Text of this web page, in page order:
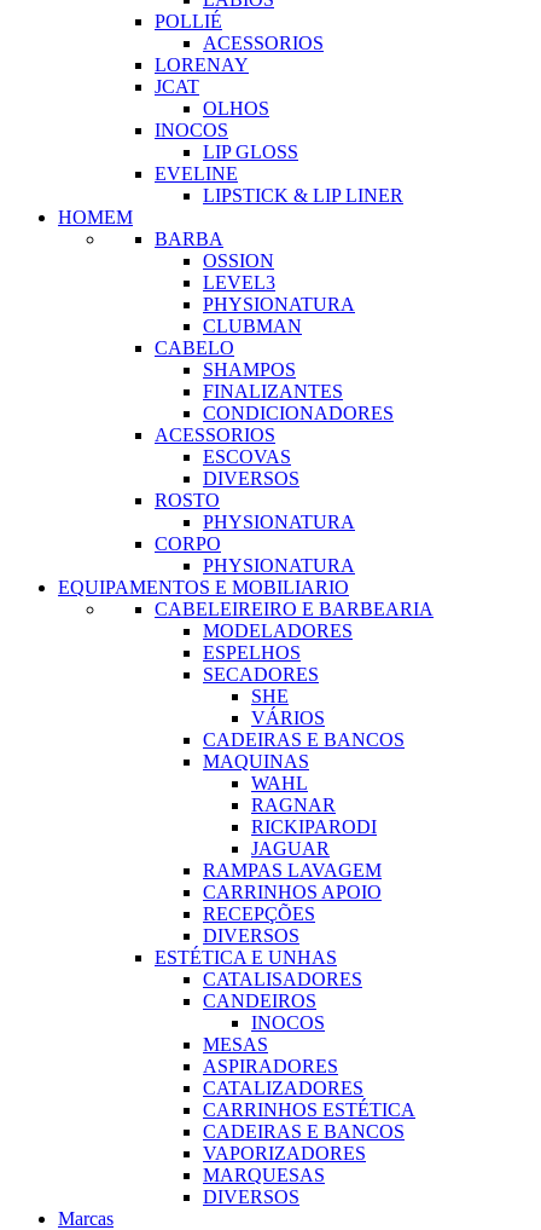
POLLIÉ
ACESSORIOS
LORENAY
JCAT
OLHOS
INOCOS
LIP GLOSS
EVELINE
LIPSTICK & LIP LINER
HOMEM
BARBA
OSSION
LEVEL3
PHYSIONATURA
CLUBMAN
CABELO
SHAMPOS
FINALIZANTES
CONDICIONADORES
ACESSORIOS
ESCOVAS
DIVERSOS
ROSTO
PHYSIONATURA
CORPO
PHYSIONATURA
EQUIPAMENTOS E MOBILIARIO
CABELEIREIRO E BARBEARIA
MODELADORES
ESPELHOS
SECADORES
SHE
VÁRIOS
CADEIRAS E BANCOS
MAQUINAS
WAHL
RAGNAR
RICKIPARODI
JAGUAR
RAMPAS LAVAGEM
CARRINHOS APOIO
RECEPÇÕES
DIVERSOS
ESTÉTICA E UNHAS
CATALISADORES
CANDEIROS
INOCOS
MESAS
ASPIRADORES
CATALIZADORES
CARRINHOS ESTÉTICA
CADEIRAS E BANCOS
VAPORIZADORES
MARQUESAS
DIVERSOS
Marcas